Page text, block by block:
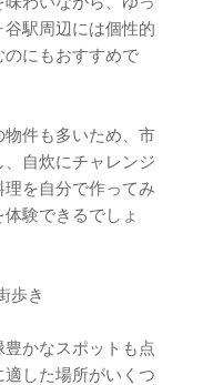
駅周辺には個性的
のにもおすすめで
物件も多いため、市
自炊にチャレンジ
を自分で作ってみ
験できるでしょ
歩き
かなスポットも点
した場所がいくつ